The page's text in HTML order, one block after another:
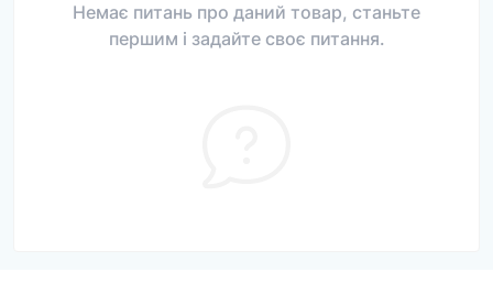
Немає питань про даний товар, станьте
першим і задайте своє питання.